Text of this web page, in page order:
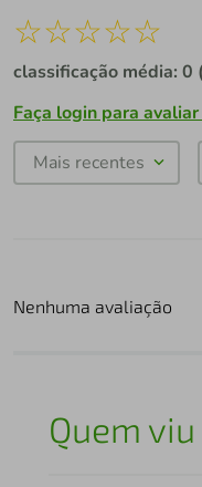
☆☆☆☆☆
classificação média: 0
Faça login para
Mais recentes
Nenhuma avaliação
Quem